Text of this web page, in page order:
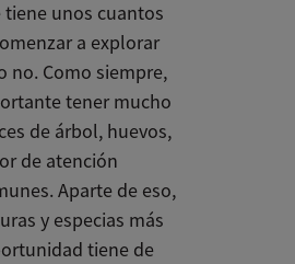
unos cuantos
a explorar
no. Como siempre,
tener mucho
de árbol, huevos,
de atención
Aparte de eso,
y especias más
tiene de